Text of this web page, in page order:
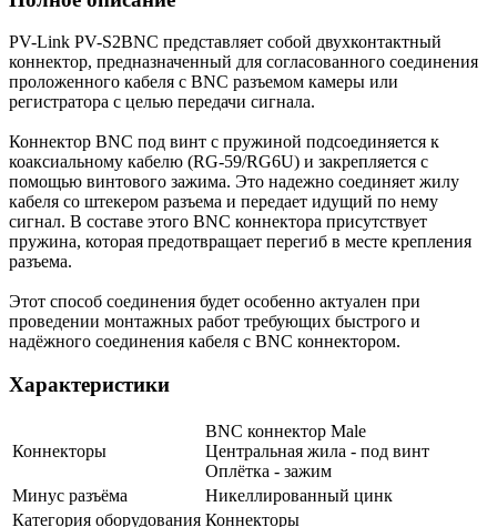
PV-Link PV-S2BNC представляет собой двухконтактный
коннектор, предназначенный для согласованного соединения
проложенного кабеля с BNC разъемом камеры или
регистратора с целью передачи сигнала.
Коннектор BNC под винт с пружиной подсоединяется к
коаксиальному кабелю (RG-59/RG6U) и закрепляется с
помощью винтового зажима. Это надежно соединяет жилу
кабеля со штекером разъема и передает идущий по нему
сигнал. В составе этого BNC коннектора присутствует
пружина, которая предотвращает перегиб в месте крепления
разъема.
Этот способ соединения будет особенно актуален при
проведении монтажных работ требующих быстрого и
надёжного соединения кабеля с BNC коннектором.
Характеристики
Коннекторы
BNC коннектор Male
Центральная жила - под винт
Оплётка - зажим
Минус разъёма
Никеллированный цинк
Категория оборудования Коннекторы